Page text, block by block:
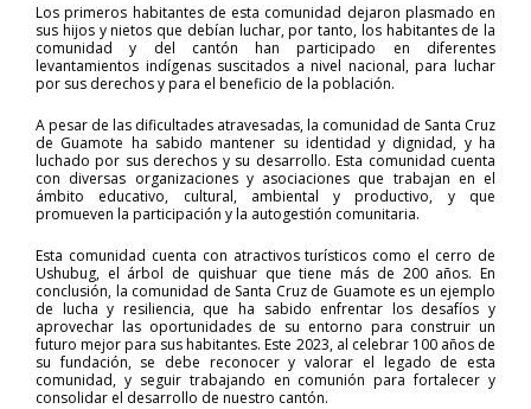
Los primeros habitantes de esta comunidad dejaron plasmado en
sus hijos y nietos que debían luchar, por tanto, los habitantes de la
comunidad y del cantón han participado en diferentes
levantamientos indígenas suscitados a nivel nacional, para luchar
por sus derechos y para el beneficio de la población.
A pesar de las dificultades atravesadas, la comunidad de Santa Cruz
de Guamote ha sabido mantener su identidad y dignidad, y ha
luchado por sus derechos y su desarrollo. Esta comunidad cuenta
con diversas organizaciones y asociaciones que trabajan en el
ámbito educativo, cultural, ambiental y productivo, y que
promueven la participación y la autogestión comunitaria.
Esta comunidad cuenta con atractivos turísticos como el cerro de
Ushubug, el árbol de quishuar que tiene más de 200 años. En
conclusión, la comunidad de Santa Cruz de Guamote es un ejemplo
de lucha y resiliencia, que ha sabido enfrentar los desafíos y
aprovechar las oportunidades de su entorno para construir un
futuro mejor para sus habitantes. Este 2023, al celebrar 100 años de
su fundación, se debe reconocer y valorar el legado de esta
comunidad, y seguir trabajando en comunión para fortalecer y
consolidar el desarrollo de nuestro cantón.